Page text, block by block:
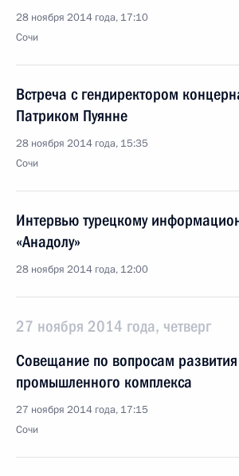
28 ноября 2014 года, 17:10
Сочи
Встреча с гендиректором
Патриком Пуянне
28 ноября 2014 года, 15:35
Сочи
Интервью турецкому
«Анадолу»
28 ноября 2014 года, 12:00
27 ноября 2014 года, четверг
Совещание по вопросам
промышленного комплекса
27 ноября 2014 года, 17:15
Сочи